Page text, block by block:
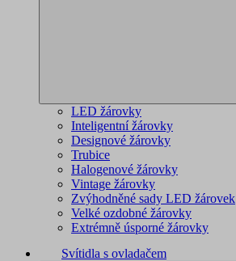
LED žárovky
Inteligentní žárovky
Designové žárovky
Trubice
Halogenové žárovky
Vintage žárovky
Zvýhodněné sady LED žárovek
Velké ozdobné žárovky
Extrémně úsporné žárovky
Svítidla s ovladačem